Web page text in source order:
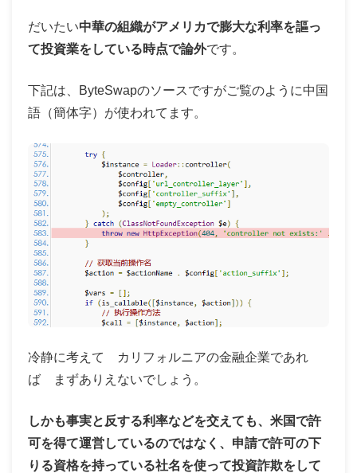
だいたい中華の組織がアメリカで膨大な利率を謳っ
て投資業をしている時点で論外です。
下記は、ByteSwapのソースですがご覧のように中国
語（簡体字）が使われてます。
冷静に考えて カリフォルニアの金融企業であれ
ば まずありえないでしょう。
しかも事実と反する利率などを交えても、米国で許
可を得て運営しているのではなく、申請で許可の下
りる資格を持っている社名を使って投資詐欺をして